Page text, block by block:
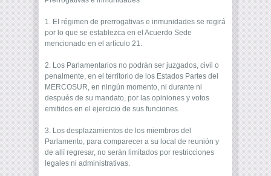
1. EI régimen de prerrogativas e inmunidades se regirá
por lo que se establezca en el Acuerdo Sede
mencionado en el artículo 21.
2. Los Parlamentarios no podrán ser juzgados, civil o
penalmente, en el territorio de los Estados Partes del
MERCOSUR, en ningún momento, ni durante ni
después de su mandato, por las opiniones y votos
emitidos en el ejercicio de sus funciones.
3. Los desplazamientos de los miembros del
Parlamento, para comparecer a su local de reunión y
de allí regresar, no serán limitados por restricciones
legales ni administrativas.